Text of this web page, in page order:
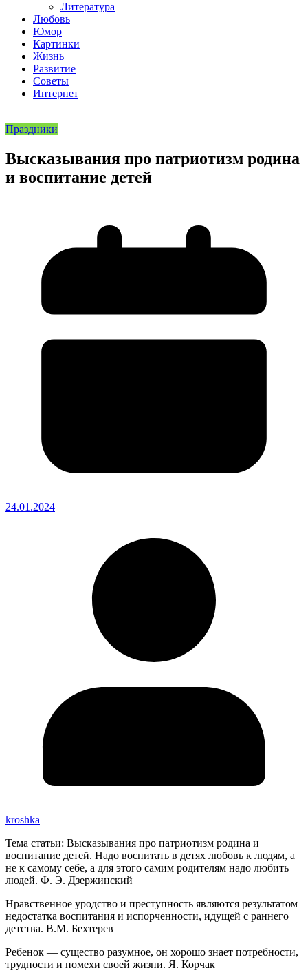
Литература
Любовь
Юмор
Картинки
Жизнь
Развитие
Советы
Интернет
Праздники
Высказывания про патриотизм родина
и воспитание детей
24.01.2024
kroshka
Тема статьи: Высказывания про патриотизм родина и
воспитание детей. Надо воспитать в детях любовь к людям, а
не к самому себе, а для этого самим родителям надо любить
людей. Ф. Э. Дзержинский
Нравственное уродство и преступность являются результатом
недостатка воспитания и испорченности, идущей с раннего
детства. В.М. Бехтерев
Ребенок — существо разумное, он хорошо знает потребности,
трудности и помехи своей жизни. Я. Корчак